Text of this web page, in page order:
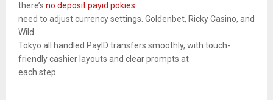
there’s no deposit payid pokies
need to adjust currency settings. Goldenbet, Ricky Casino, and
Wild
Tokyo all handled PayID transfers smoothly, with touch-
friendly cashier layouts and clear prompts at
each step.